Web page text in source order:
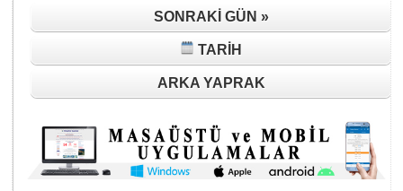
SONRAKI GÜN »
TARIH
ARKA YAPRAK